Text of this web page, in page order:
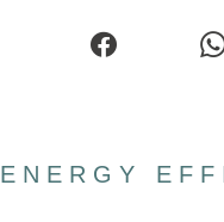
ENERGY